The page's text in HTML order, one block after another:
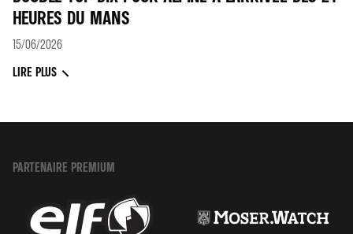
HEURES DU MANS
15/06/2026
LIRE PLUS
PARTENAIRE PREMIUM